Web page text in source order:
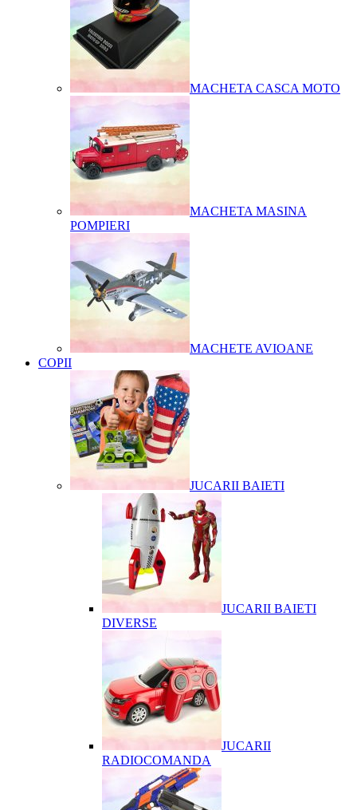
MACHETA CASCA MOTO
MACHETA MASINA
POMPIERI
MACHETE AVIOANE
COPII
JUCARII BAIETI
JUCARII BAIETI
DIVERSE
JUCARII
RADIOCOMANDA